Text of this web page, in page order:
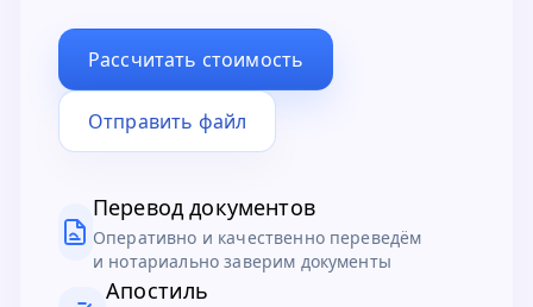
Рассчитать стоимость
Отправить файл
Перевод документов
Оперативно и качественно переведём
и нотариально заверим документы
Апостиль